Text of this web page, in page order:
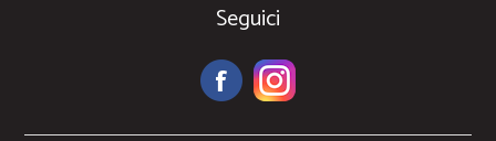
Seguici